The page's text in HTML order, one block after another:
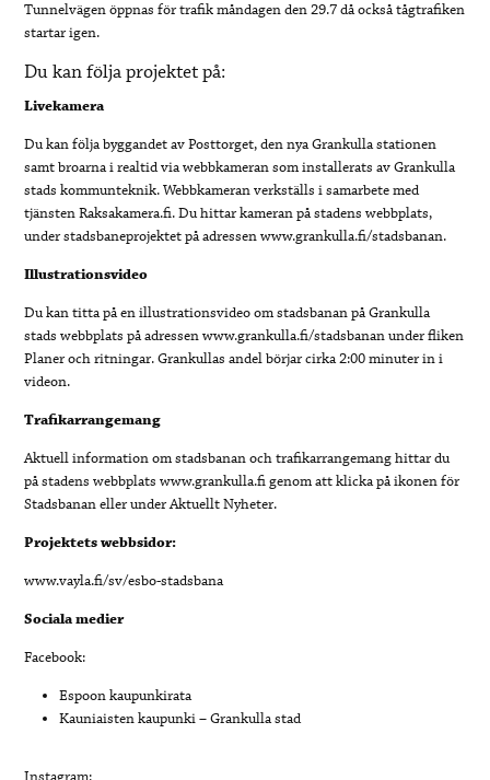
Tunnelvägen öppnas för trafik måndagen den 29.7 då också tågtrafiken
startar igen.
Du kan följa projektet på:
Livekamera
Du kan följa byggandet av Posttorget, den nya Grankulla stationen
samt broarna i realtid via webbkameran som installerats av Grankulla
stads kommunteknik. Webbkameran verkställs i samarbete med
tjänsten Raksakamera.fi. Du hittar kameran på stadens webbplats,
under stadsbaneprojektet på adressen www.grankulla.fi/stadsbanan.
Illustrationsvideo
Du kan titta på en illustrationsvideo om stadsbanan på Grankulla
stads webbplats på adressen www.grankulla.fi/stadsbanan under fliken
Planer och ritningar. Grankullas andel börjar cirka 2:00 minuter in i
videon.
Trafikarrangemang
Aktuell information om stadsbanan och trafikarrangemang hittar du
på stadens webbplats www.grankulla.fi genom att klicka på ikonen för
Stadsbanan eller under Aktuellt Nyheter.
Projektets webbsidor:
www.vayla.fi/sv/esbo-stadsbana
Sociala medier
Facebook:
Espoon kaupunkirata
Kauniaisten kaupunki – Grankulla stad